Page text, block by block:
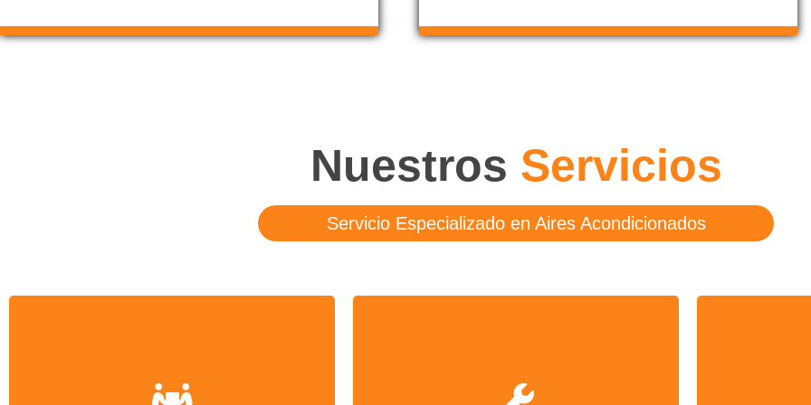
Nuestros Servicios
Servicio Especializado en Aires Acondicionados
Reparamos cualquier avería sufrida por